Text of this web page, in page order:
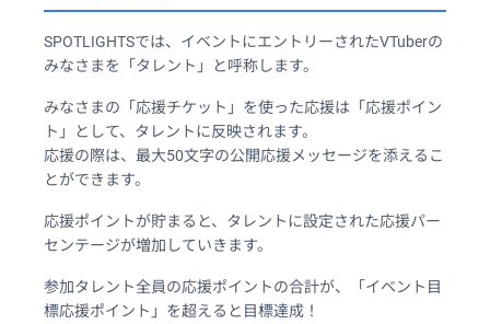
SPOTLIGHTSでは、イベントにエントリーされたVTuberの
みなさまを「タレント」と呼称します。
みなさまの「応援チケット」を使った応援は「応援ポイン
ト」として、タレントに反映されます。
応援の際は、最大50文字の公開応援メッセージを添えるこ
とができます。
応援ポイントが貯まると、タレントに設定された応援パー
センテージが増加していきます。
参加タレント全員の応援ポイントの合計が、「イベント目
標応援ポイント」を超えると目標達成！